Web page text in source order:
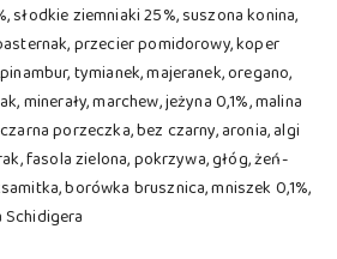
słodkie ziemniaki 25%, suszona konina,
przecier pomidorowy, koper
tymianek, majeranek, oregano,
minerały, marchew, jeżyna 0,1%, malina
porzeczka, bez czarny, aronia, algi
fasola zielona, pokrzywa, głóg, żeń-
borówka brusznica, mniszek 0,1%,
Schidigera